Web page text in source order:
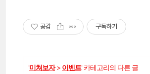
공감 구독하기
'미쳐보자> 이벤트' 카테고리의 다른 글